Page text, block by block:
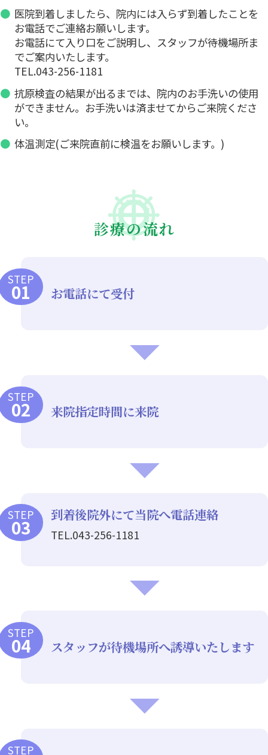
医院到着しましたら、院内には入らず到着したことを
お電話でご連絡お願いします。
お電話にて入り口をご説明し、スタッフが待機場所ま
でご案内いたします。
043-256-1181
抗原検査の結果が出るまでは、院内のお手洗いの使用
ができません。お手洗いは済ませてからご来院くださ
い。
体温測定(ご来院直前に検温をお願いします。)
診療の流れ
STEP
お電話にて受付
STEP
来院指定時間に来院
STEP 到着後院外にて当院へ電話連絡
043-256-1181
STEP
スタッフが待機場所へ誘導いたします
STEP